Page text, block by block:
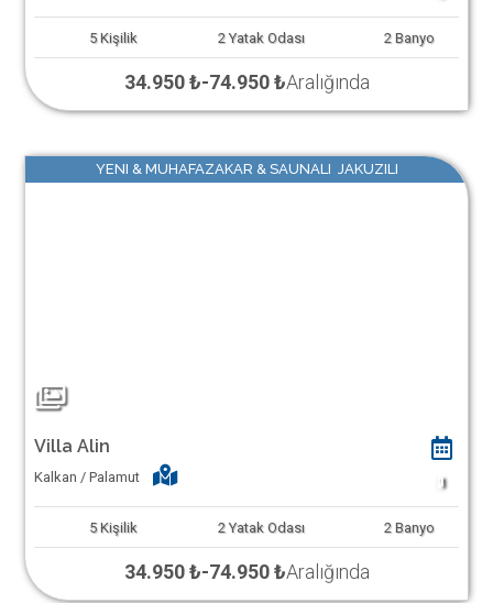
5 Kişilik 2 Yatak Odası 2 Banyo
34.950 ₺-74.950 ₺Aralığında
YENI & MUHAFAZAKAR & SAUNALI JAKUZILI
Villa Alin
Kalkan / Palamut 1
5 Kişilik 2 Yatak Odası 2 Banyo
34.950 ₺-74.950 ₺Aralığında